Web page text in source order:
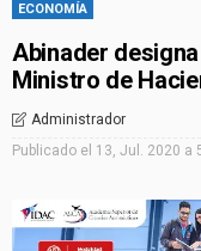
ECONOMÍA
Abinader
Ministro de
Administrador
Publicado el 13, Jul. 2020 a